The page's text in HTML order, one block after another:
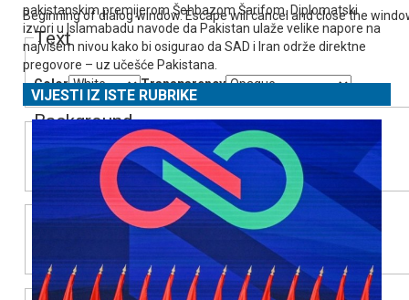
Beginning of dialog window. Escape will cancel and close the
Text
Color Transparency
Background
Color Transparency
Window
Transparency
Font Size
pakistanskim premijerom Šehbazom Šarifom. Diplomatski
izvori u Islamabadu navode da Pakistan ulaže velike napore na
najvišem nivou kako bi osigurao da SAD i Iran održe direktne
pregovore – uz učešće Pakistana.
VIJESTI IZ ISTE RUBRIKE